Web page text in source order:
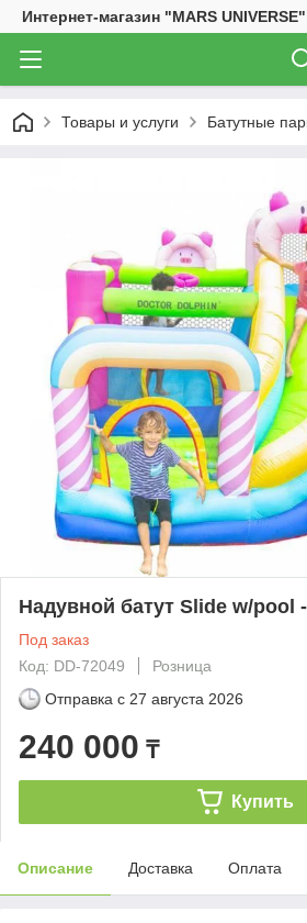
Интернет-магазин "MARS UNIVERSE"
Товары и услуги Батутные
Надувной батут Slide w/pool
Под заказ
Код: DD-72049
Розница
Отправка с 27 августа 2026
240 000 ₸
Купить
Описание Доставка Оплата